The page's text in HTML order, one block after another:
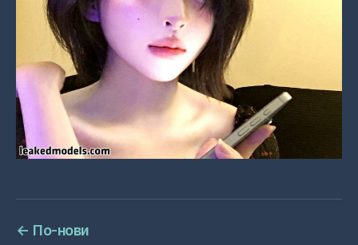
← По-нови